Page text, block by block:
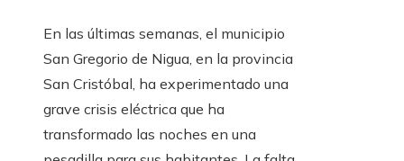
En las últimas semanas, el municipio
San Gregorio de Nigua, en la provincia
San Cristóbal, ha experimentado una
grave crisis eléctrica que ha
transformado las noches en una